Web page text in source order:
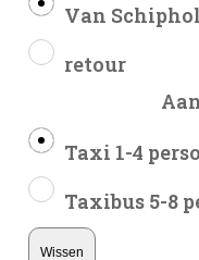
Van
retour
Taxi 1-4
Taxibus 5-8
Wissen